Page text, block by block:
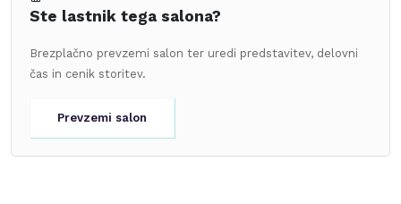
Ste lastnik tega salona?
Brezplačno prevzemi salon ter uredi predstavitev, delovni
čas in cenik storitev.
Prevzemi salon